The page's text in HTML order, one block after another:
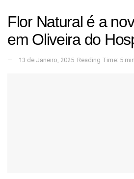
Flor Natural é a
em Oliveira do
13 de Janeiro, 2025 Reading Time: 5